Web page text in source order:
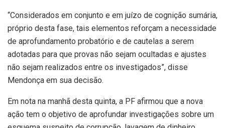
“Considerados em conjunto e em juízo de cognição sumária,
próprio desta fase, tais elementos reforçam a necessidade
de aprofundamento probatório e de cautelas a serem
adotadas para que provas não sejam ocultadas e ajustes
não sejam realizados entre os investigados”, disse
Mendonça em sua decisão.
Em nota na manhã desta quinta, a PF afirmou que a nova
ação tem o objetivo de aprofundar investigações sobre um